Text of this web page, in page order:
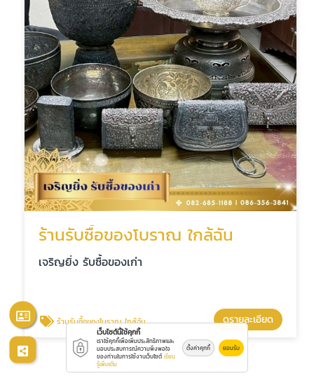
ร้านรับซื้อของโบราณ ใกล้ฉัน
เจริญยิ่ง รับซื้อของเก่า
ร้านรับซื้อของโบราณ ใกล้ฉัน ดูรายละเอียด
เว็บไซต์นี้ใช้คุกกี้
เราใช้คุกกี้เพื่อเพิ่มประสิทธิภาพและ
มอบประสบการณ์ความพึงพอใจ
ของท่านในการใช้งานเว็บไซต์ เรียน
รู้เพิ่มเติม
ตั้งค่าคุกกี้ ยอมรับ